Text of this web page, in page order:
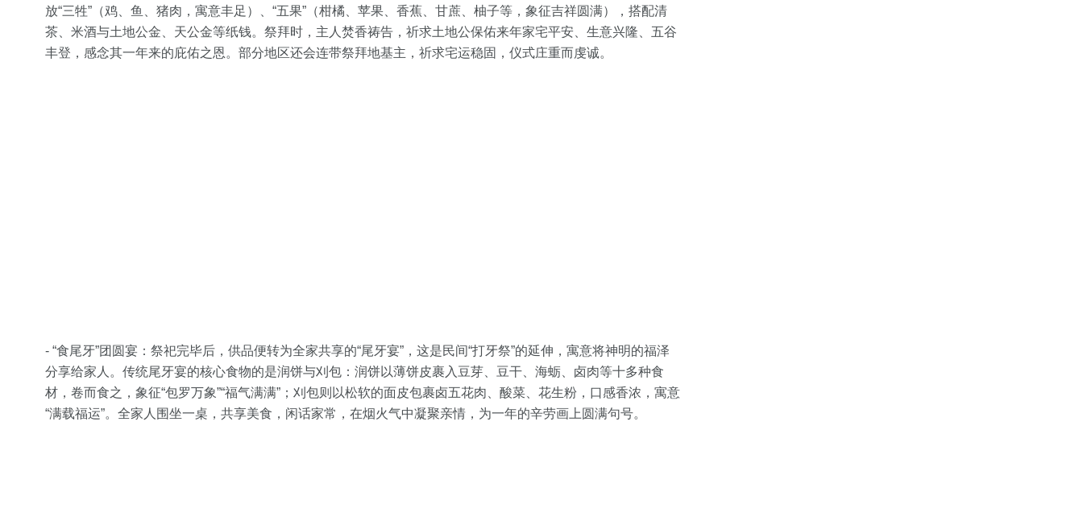
放“三牲”（鸡、鱼、猪肉，寓意丰足）、“五果”（柑橘、苹果、香蕉、甘蔗、柚子等，象征吉祥圆满），搭配清
茶、米酒与土地公金、天公金等纸钱。祭拜时，主人焚香祷告，祈求土地公保佑来年家宅平安、生意兴隆、五谷
丰登，感念其一年来的庇佑之恩。部分地区还会连带祭拜地基主，祈求宅运稳固，仪式庄重而虔诚。
- “食尾牙”团圆宴：祭祀完毕后，供品便转为全家共享的“尾牙宴”，这是民间“打牙祭”的延伸，寓意将神明的福泽
分享给家人。传统尾牙宴的核心食物的是润饼与刈包：润饼以薄饼皮裹入豆芽、豆干、海蛎、卤肉等十多种食
材，卷而食之，象征“包罗万象”“福气满满”；刈包则以松软的面皮包裹卤五花肉、酸菜、花生粉，口感香浓，寓意
“满载福运”。全家人围坐一桌，共享美食，闲话家常，在烟火气中凝聚亲情，为一年的辛劳画上圆满句号。